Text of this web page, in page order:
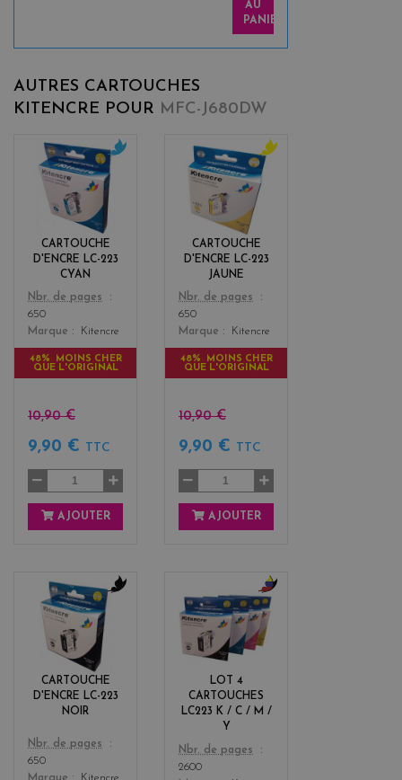
AU
PANIER
AUTRES CARTOUCHES
KITENCRE POUR MFC-J680DW
CARTOUCHE
D'ENCRE LC-223
CYAN
Color
c
y
a
n
Nbr. de pages
650
Marque
Kitencre
48% MOINS CHER
QUE L'ORIGINAL
10,90 €
9,90 € TTC
AJOUTER
CARTOUCHE
D'ENCRE LC-223
JAUNE
Color
y
e
o
w
Nbr. de pages
650
Marque
Kitencre
48% MOINS CHER
QUE L'ORIGINAL
10,90 €
9,90 € TTC
AJOUTER
CARTOUCHE
D'ENCRE LC-223
NOIR
Color
k
Nbr. de pages
650
LOT 4
CARTOUCHES
LC223 K / C / M /
Y
Color
b
l
a
+
3
Nbr. de pages
2600